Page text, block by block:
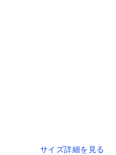
サイズ詳細を見る